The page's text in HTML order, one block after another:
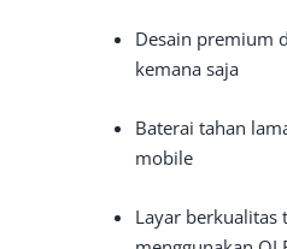
Desain premium
kemana saja
Baterai tahan
mobile
Layar berkualitas